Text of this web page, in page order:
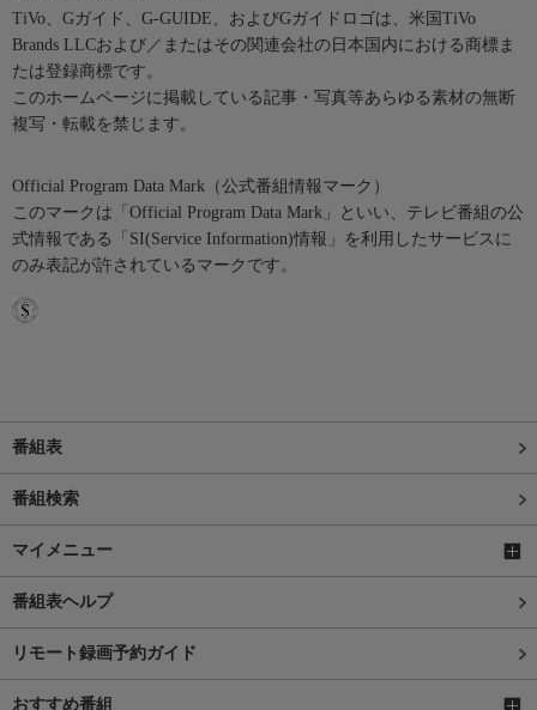
TiVo、Gガイド、G-GUIDE、およびGガイドロゴは、米国TiVo
Brands LLCおよび／またはその関連会社の日本国内における商標ま
たは登録商標です。
このホームページに掲載している記事・写真等あらゆる素材の無断
複写・転載を禁じます。
Official Program Data Mark（公式番組情報マーク）
このマークは「Official Program Data Mark」といい、テレビ番組の公
式情報である「SI(Service Information)情報」を利用したサービスに
のみ表記が許されているマークです。
番組表
番組検索
マイメニュー
番組表ヘルプ
リモート録画予約ガイド
おすすめ番組